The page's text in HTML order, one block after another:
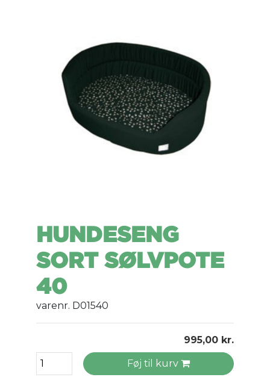
HUNDESENG
SORT SØLVPOTE
40
varenr. D01540
995,00 kr.
Føj til kurv